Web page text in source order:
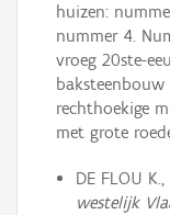
huizen:
nummer 4.
vroeg 20ste-
rechthoekige
met grote
DE FLOU K.,
westelijk